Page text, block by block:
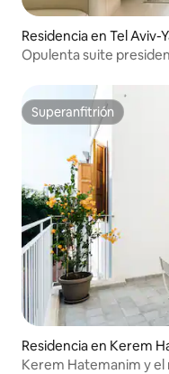
Residencia en Tel Aviv-
Opulenta suite
Superanfitrión
Superanfitrión
Residencia en Kerem
Kerem Hatemanim y el